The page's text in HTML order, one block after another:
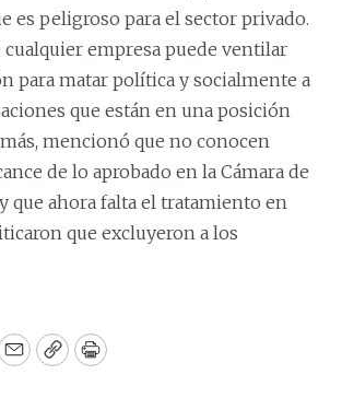
es peligroso para el sector privado.
empresa puede ventilar
para matar política y socialmente a
que están en una posición
mencionó que no conocen
de lo aprobado en la Cámara de
que ahora falta el tratamiento en
que excluyeron a los
EmailCopyPrint